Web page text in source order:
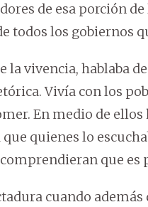
de esa porción
todos los gobiernos
la vivencia, hablaba
Vivía con los
En medio de
quienes lo
que
cuando además